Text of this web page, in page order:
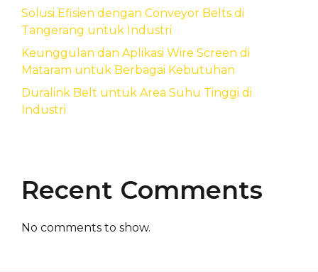
Solusi Efisien dengan Conveyor Belts di
Tangerang untuk Industri
Keunggulan dan Aplikasi Wire Screen di
Mataram untuk Berbagai Kebutuhan
Duralink Belt untuk Area Suhu Tinggi di
Industri
Recent Comments
No comments to show.